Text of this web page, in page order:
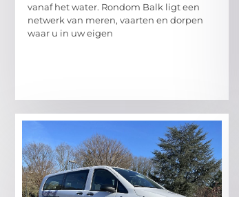
vanaf het water. Rondom Balk ligt een
netwerk van meren, vaarten en dorpen
waar u in uw eigen